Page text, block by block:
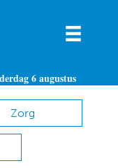
6 augustus
Zorg